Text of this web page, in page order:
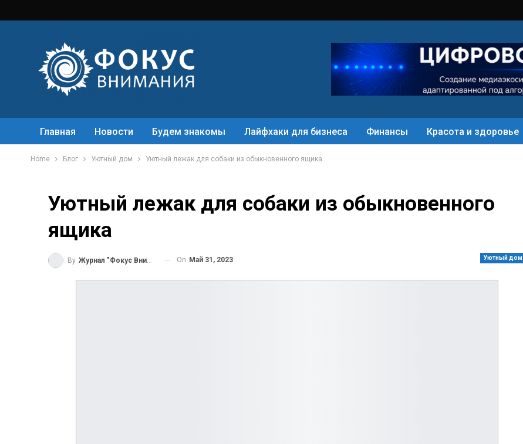
Главная Новости Будем знакомы Лайфхаки для бизнеса Финансы Красота и здоровье
Home Блог Уютный дом Уютный лежак для собаки из обыкновенного ящика
Уютный лежак для собаки из обыкновенного
ящика
Уютный дом
By Журнал "Фокус Внимания" On Май 31, 2023